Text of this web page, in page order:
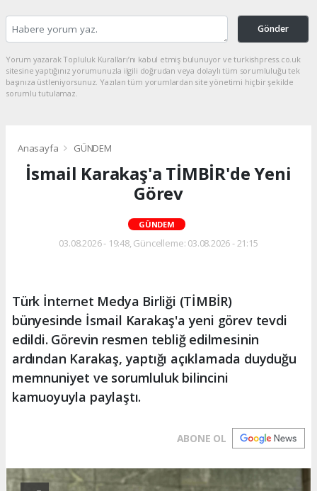
Gönder
Yorum yazarak Topluluk Kuralları’nı kabul etmiş bulunuyor ve turkishpress.co.uk
sitesine yaptığınız yorumunuzla ilgili doğrudan veya dolaylı tüm sorumluluğu tek
başınıza üstleniyorsunuz. Yazılan tüm yorumlardan site yönetimi hiçbir şekilde
sorumlu tutulamaz.
Anasayfa GÜNDEM
İsmail Karakaş'a TİMBİR'de Yeni
Görev
GÜNDEM
03.08.2026 - 19:48, Güncelleme: 03.08.2026 - 21:15
Türk İnternet Medya Birliği (TİMBİR)
bünyesinde İsmail Karakaş'a yeni görev tevdi
edildi. Görevin resmen tebliğ edilmesinin
ardından Karakaş, yaptığı açıklamada duyduğu
memnuniyet ve sorumluluk bilincini
kamuoyuyla paylaştı.
ABONE OL